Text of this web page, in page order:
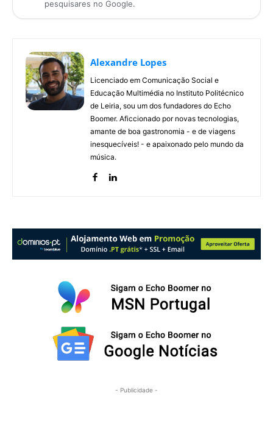
pesquisares no Google.
Alexandre Lopes
Licenciado em Comunicação Social e
Educação Multimédia no Instituto Politécnico
de Leiria, sou um dos fundadores do Echo
Boomer. Aficcionado por novas tecnologias,
amante de boa gastronomia - e de viagens
inesquecíveis! - e apaixonado pelo mundo da
música.
- Publicidade -